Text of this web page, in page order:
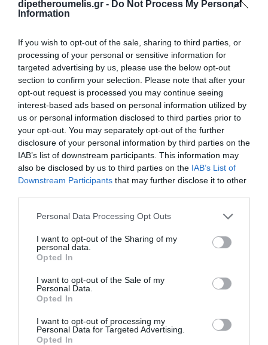
dipetheroumelis.gr - Do Not Process My Personal
Information
If you wish to opt-out of the sale, sharing to third parties, or
processing of your personal or sensitive information for
targeted advertising by us, please use the below opt-out
section to confirm your selection. Please note that after your
opt-out request is processed you may continue seeing
interest-based ads based on personal information utilized by
us or personal information disclosed to third parties prior to
your opt-out. You may separately opt-out of the further
disclosure of your personal information by third parties on the
IAB’s list of downstream participants. This information may
also be disclosed by us to third parties on the IAB’s List of
Downstream Participants that may further disclose it to other
Personal Data Processing Opt Outs
I want to opt-out of the Sharing of my
personal data.
Opted In
I want to opt-out of the Sale of my
Personal Data.
Opted In
I want to opt-out of processing my
Personal Data for Targeted Advertising.
Opted In
Ελεύθερη σύνθεση έξι γυναικείων μορφών
του αρχαίου δράματος
Σκηνοθεσία: Σπύρος Α. Ευαγγελάτος
Ερμήνευσε η
Λήδα Τασοπούλου
Φιοντόρ Ντοστογιέφσκι
ΤΟ ΥΠΟΓΕΙΟ
Σκηνοθεσία: Χρίστος Τσάγκας
Η ΤΕΛΕΥΤΑΙΑ ΜΑΓΝΗΤΟΤΑΙΝΙΑ ΤΟΥ ΚΡΑΠ
Ερμήνευσε οΠάνος Σκουρολιάκος